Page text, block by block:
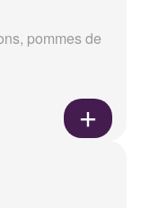
pommes de